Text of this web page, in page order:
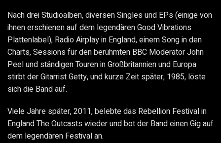
Nach drei Studioalben, diversen Singles und EPs (einige von
ihnen erschienen auf dem legendären Good Vibrations
Plattenlabel), Radio Airplay in England, einem Song in den
Charts, Sessions für den berühmten BBC Moderator John
Peel und ständigen Touren in Großbritannien und Europa
stirbt der Gitarrist Getty, und kurze Zeit später, 1985, löste
sich die Band auf.
Viele Jahre später, 2011, belebte das Rebellion Festival in
England The Outcasts wieder und bot der Band einen Gig auf
dem legendären Festival an.